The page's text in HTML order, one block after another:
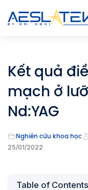
Kết quả
mạch ở
Nd:YAG
Nghiên cứu khoa học
25/01/2022
Table of Contents